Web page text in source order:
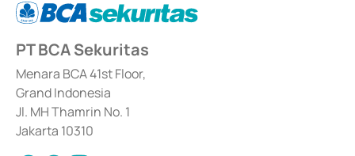
berdasarkan surat keputusan Otoritas Jasa Keuangan Nomor S-
67/PM.21/2017 tanggal 3 Februari 2017, dan beberapa izin usaha lainnya
Sertifikat Deposito di Pasar Uang yang izinnya diterbitkan pada tahun 2017
dan izin usaha lainnya dari Bank Indonesia sebagai Lembaga Pendukung
Penerbitan, Transaksi, serta Penatausahaan dan Penyelesaian Transaksi
Surat Berharga Komersial yang izinnya diterbitkan pada tahun 2018.
PT BCA Sekuritas
Menara BCA 41st Floor,
Grand Indonesia
Jl. MH Thamrin No. 1
Jakarta 10310